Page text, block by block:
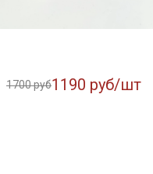
1700 руб1190 руб/шт